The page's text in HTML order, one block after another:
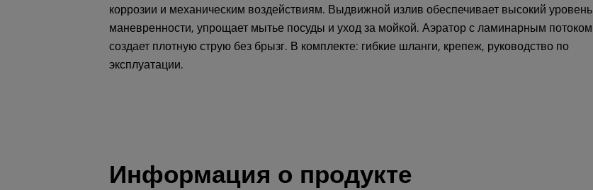
коррозии и механическим воздействиям. Выдвижной излив обеспечивает высокий уровень
маневренности, упрощает мытье посуды и уход за мойкой. Аэратор с ламинарным потоком
создает плотную струю без брызг. В комплекте: гибкие шланги, крепеж, руководство по
эксплуатации.
Информация о продукте